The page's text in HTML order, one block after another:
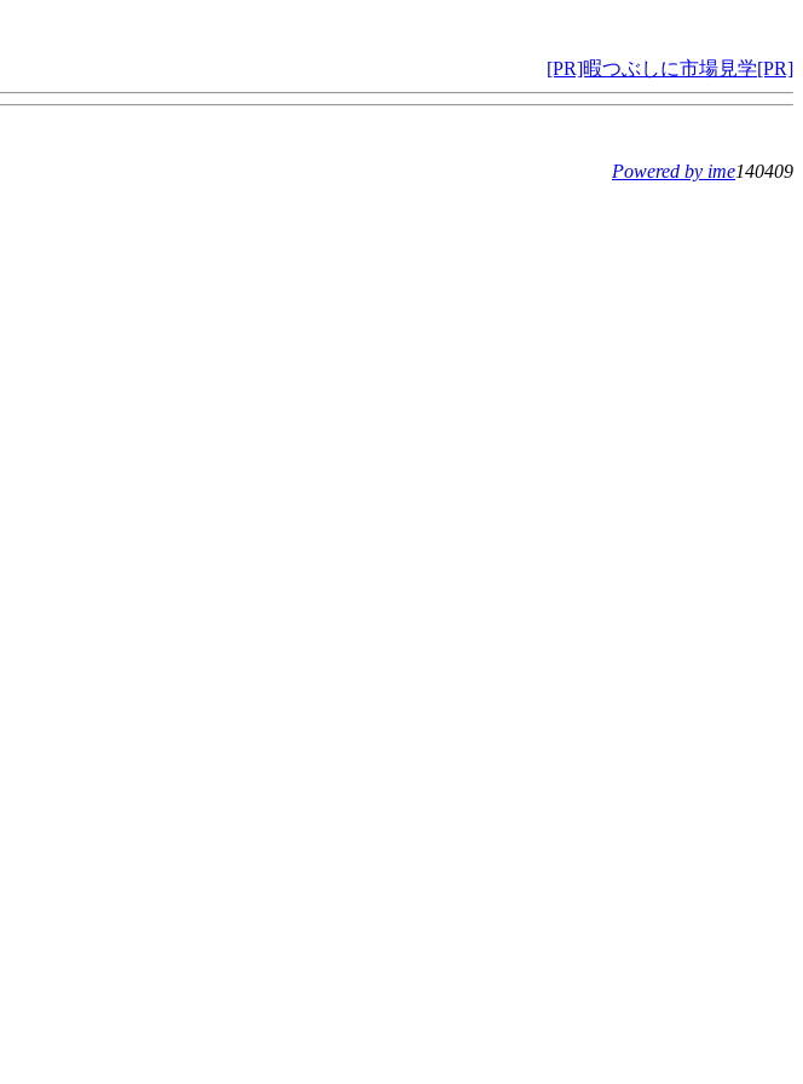
[PR]暇つぶしに市場見学[PR]
Powered by ime140409